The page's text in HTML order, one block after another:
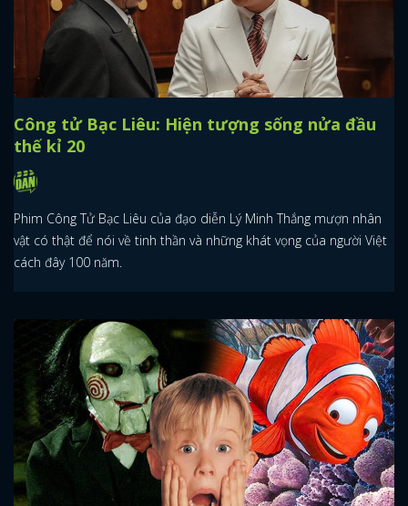
Công tử Bạc Liêu: Hiện tượng sống nửa đầu
thế kỉ 20
Phim Công Tử Bạc Liêu của đạo diễn Lý Minh Thắng mượn nhân
vật có thật để nói về tinh thần và những khát vọng của người Việt
cách đây 100 năm.